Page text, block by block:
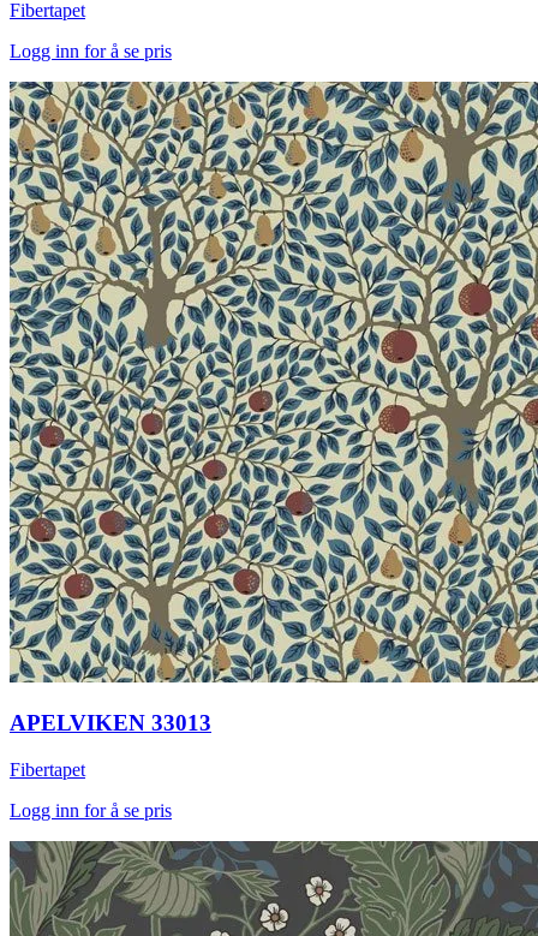
Fibertapet
Logg inn for å se pris
APELVIKEN 33013
Fibertapet
Logg inn for å se pris